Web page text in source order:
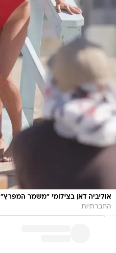
אוליביה דאן בצילומי "משמר המפרץ"
החברתיות